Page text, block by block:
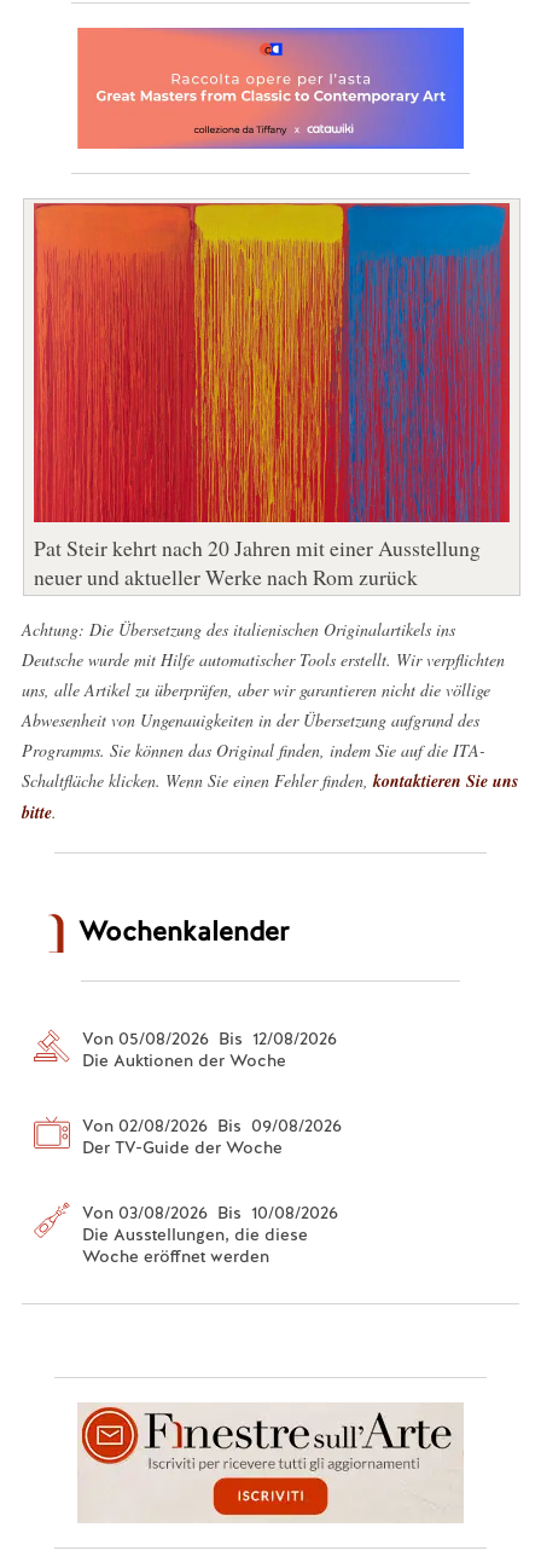
Pat Steir kehrt nach 20 Jahren mit einer Ausstellung
neuer und aktueller Werke nach Rom zurück
Achtung: Die Übersetzung des italienischen Originalartikels ins
Deutsche wurde mit Hilfe automatischer Tools erstellt. Wir verpflichten
uns, alle Artikel zu überprüfen, aber wir garantieren nicht die völlige
Abwesenheit von Ungenauigkeiten in der Übersetzung aufgrund des
Programms. Sie können das Original finden, indem Sie auf die ITA-
Schaltfläche klicken. Wenn Sie einen Fehler finden, kontaktieren Sie uns
bitte.
Wochenkalender
Von 05/08/2026 Bis 12/08/2026
Die Auktionen der Woche
Von 02/08/2026 Bis 09/08/2026
Der TV-Guide der Woche
Von 03/08/2026 Bis 10/08/2026
Die Ausstellungen, die diese
Woche eröffnet werden